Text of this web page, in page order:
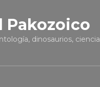
Pakozoico
dinosaurios, ciencia